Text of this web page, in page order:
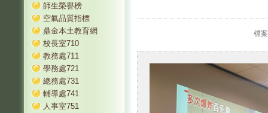
師生榮譽榜
空氣品質指標
鼎金本土教育網
校長室710
教務處711
學務處721
總務處731
輔導處741
人事室751
檔